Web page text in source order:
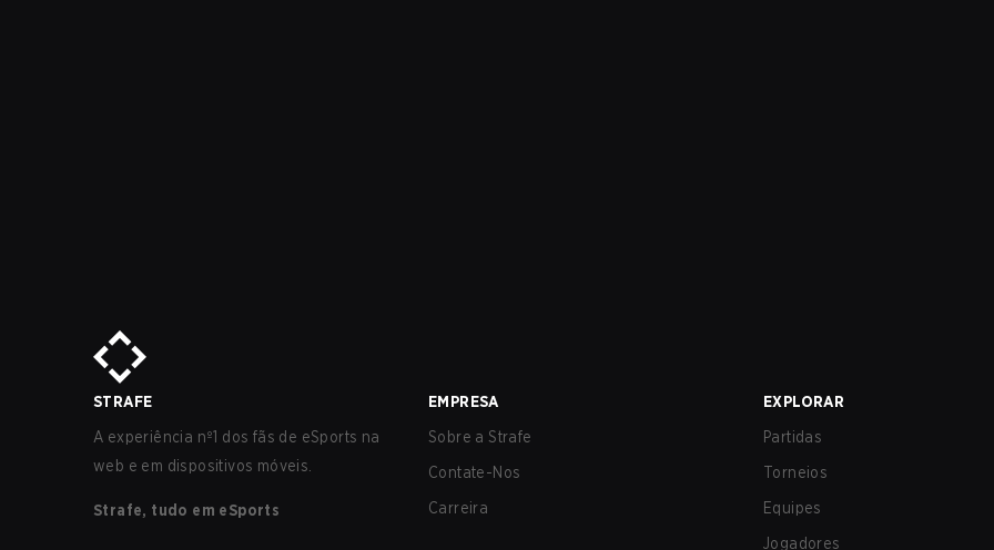
STRAFE
A experiência nº1 dos fãs de eSports na
web e em dispositivos móveis.
Strafe, tudo em eSports
EMPRESA
Sobre a Strafe
Contate-Nos
Carreira
EXPLORAR
Partidas
Torneios
Equipes
Jogadores